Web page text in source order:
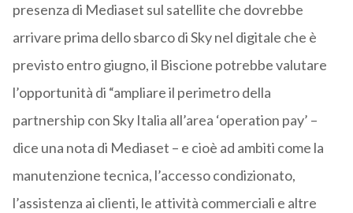
presenza di Mediaset sul satellite che dovrebbe
arrivare prima dello sbarco di Sky nel digitale che è
previsto entro giugno, il Biscione potrebbe valutare
l’opportunità di “ampliare il perimetro della
partnership con Sky Italia all’area ‘operation pay’ –
dice una nota di Mediaset – e cioè ad ambiti come la
manutenzione tecnica, l’accesso condizionato,
l’assistenza ai clienti, le attività commerciali e altre